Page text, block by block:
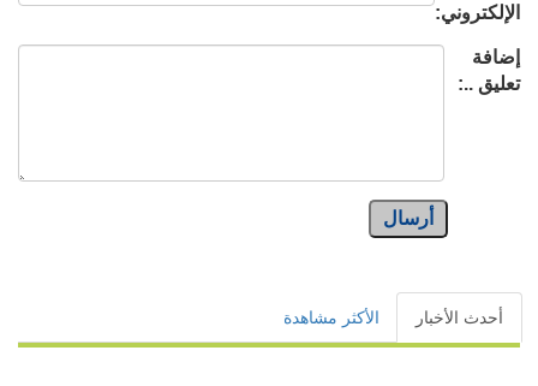
الإلكتروني:
إضافة
تعليق ..:
أرسال
أحدث الأخبار الأكثر مشاهدة